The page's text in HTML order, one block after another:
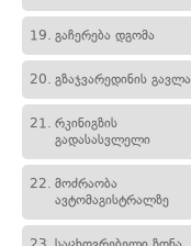
19. გაჩერება დგომა
20. გზაჯვარედინის გავლა
21. რკინიგზის
გადასასვლელი
22. მოძრაობა
ავტომაგისტრალზე